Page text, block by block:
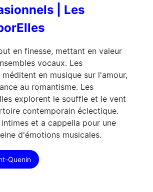
| Les
en finesse, mettant en valeur
vocaux. Les
méditent en musique sur l'amour,
au romantisme. Les
explorent le souffle et le vent
contemporain éclectique.
et a cappella pour une
d'émotions musicales.
Quenin